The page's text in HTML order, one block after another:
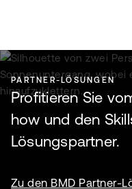
PARTNER-LÖSUNGEN
Profitieren Sie
how und den
Lösungspartner.
Zu den BMD Partner-